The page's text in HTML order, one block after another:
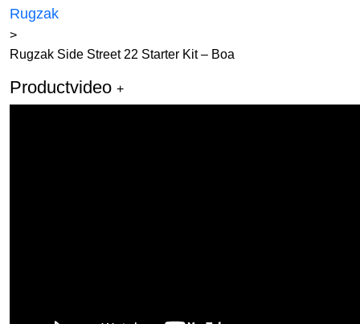
Rugzak
>
Rugzak Side Street 22 Starter Kit – Boa
Productvideo +